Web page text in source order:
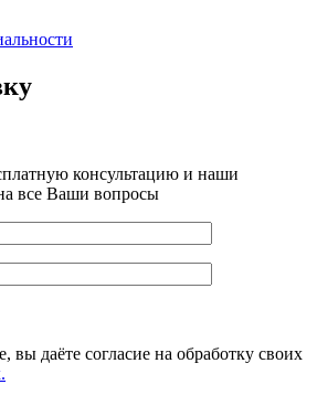
консультацию и наши
все Ваши вопросы
даёте согласие на обработку своих